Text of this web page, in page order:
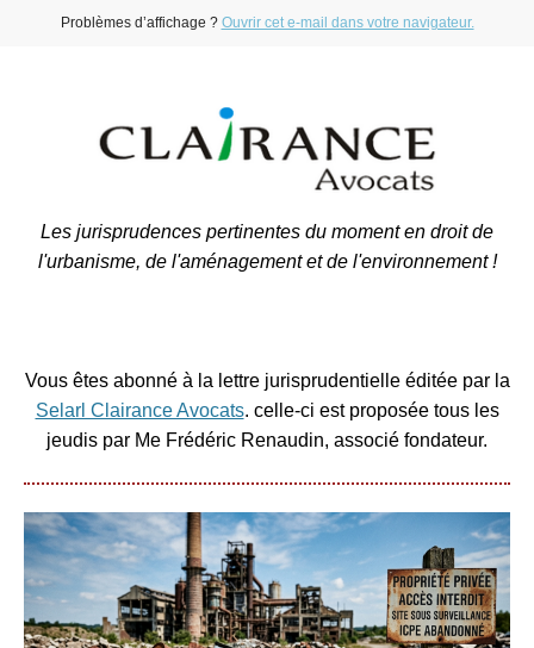
Problèmes d’affichage ? Ouvrir cet e-mail dans votre navigateur.
Les jurisprudences pertinentes du moment en droit de
l'urbanisme, de l'aménagement et de l'environnement !
Vous êtes abonné à la lettre jurisprudentielle éditée par la
Selarl Clairance Avocats. celle-ci est proposée tous les
jeudis par Me Frédéric Renaudin, associé fondateur.